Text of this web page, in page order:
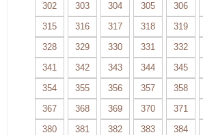
302
303 304 305 306
315
316 317 318 319
328
329 330 331 332
341
342 343 344 345
354
355 356 357 358
367
368 369 370 371
380
381 382 383 384